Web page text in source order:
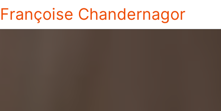
Françoise Chandernagor